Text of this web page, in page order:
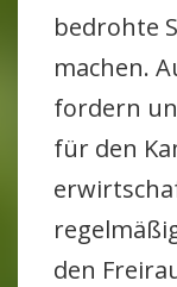
bedrohte
machen.
for­dern
für den
den